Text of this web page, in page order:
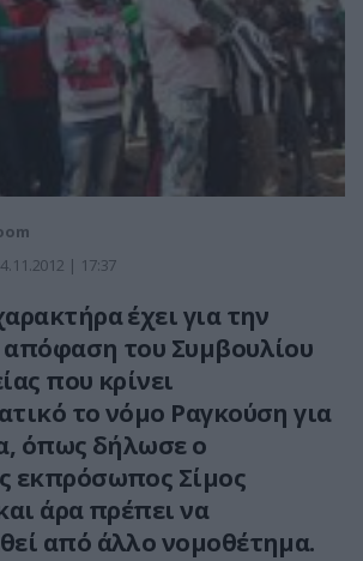
| 17:37
έχει για την
του Συμβουλίου
που κρίνει
το νόμο Ραγκούση για
όπως δήλωσε ο
εκπρόσωπος Σίμος
άρα πρέπει να
από άλλο νομοθέτημα.